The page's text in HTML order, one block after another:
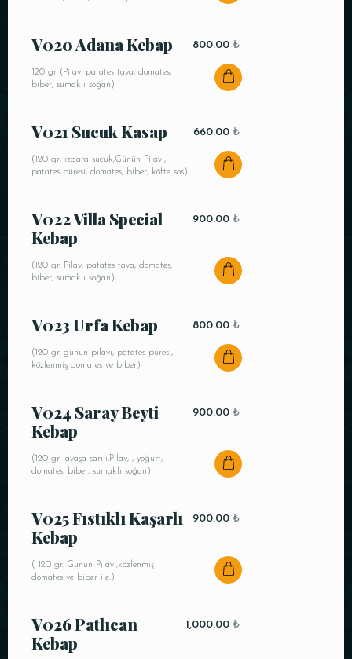
V020 Adana Kebap
120 gr (Pilav, patates tava, domates,
biber, sumaklı soğan)
800.00 ₺
V021 Sucuk Kasap
(120 gr, ızgara sucuk,Günün Pilavı,
patates püresi, domates, biber, köfte sos)
660.00 ₺
V022 Villa Special
Kebap
(120 gr. Pilav, patates tava, domates,
biber, sumaklı soğan)
900.00 ₺
V023 Urfa Kebap
(120 gr. günün pilavı, patates püresi,
közlenmiş domates ve biber)
800.00 ₺
V024 Saray Beyti
Kebap
(120 gr lavaşa sarılı,Pilav, , yoğurt,
domates, biber, sumaklı soğan)
900.00 ₺
V025 Fıstıklı Kaşarlı
Kebap
( 120 gr. Günün Pilavı,közlenmiş
domates ve biber ile.)
900.00 ₺
V026 Patlıcan
Kebap
1,000.00 ₺